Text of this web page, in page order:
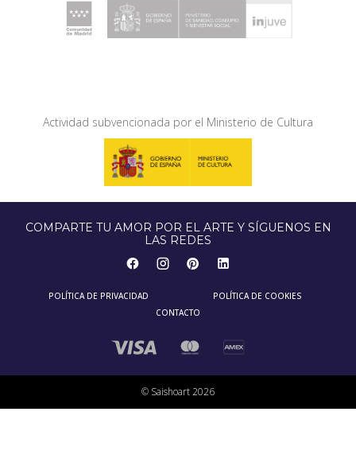
Actividad subvencionada por el Ministerio de Cultura
COMPARTE TU AMOR POR EL ARTE Y SÍGUENOS EN
LAS REDES
POLÍTICA DE PRIVACIDAD
POLÍTICA DE COOKIES
CONTACTO
© Saishoart 2026